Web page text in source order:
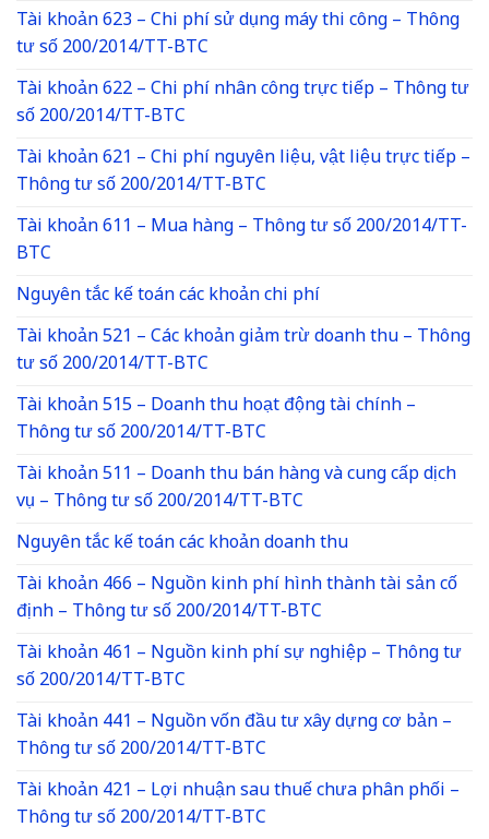
Tài khoản 623 – Chi phí sử dụng máy thi công – Thông
tư số 200/2014/TT-BTC
Tài khoản 622 – Chi phí nhân công trực tiếp – Thông tư
số 200/2014/TT-BTC
Tài khoản 621 – Chi phí nguyên liệu, vật liệu trực tiếp –
Thông tư số 200/2014/TT-BTC
Tài khoản 611 – Mua hàng – Thông tư số 200/2014/TT-
BTC
Nguyên tắc kế toán các khoản chi phí
Tài khoản 521 – Các khoản giảm trừ doanh thu – Thông
tư số 200/2014/TT-BTC
Tài khoản 515 – Doanh thu hoạt động tài chính –
Thông tư số 200/2014/TT-BTC
Tài khoản 511 – Doanh thu bán hàng và cung cấp dịch
vụ – Thông tư số 200/2014/TT-BTC
Nguyên tắc kế toán các khoản doanh thu
Tài khoản 466 – Nguồn kinh phí hình thành tài sản cố
định – Thông tư số 200/2014/TT-BTC
Tài khoản 461 – Nguồn kinh phí sự nghiệp – Thông tư
số 200/2014/TT-BTC
Tài khoản 441 – Nguồn vốn đầu tư xây dựng cơ bản –
Thông tư số 200/2014/TT-BTC
Tài khoản 421 – Lợi nhuận sau thuế chưa phân phối –
Thông tư số 200/2014/TT-BTC